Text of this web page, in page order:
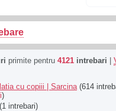
primite pentru 4121 intrebari
cu copiii | Sarcina(614
)
(1 intrebari)